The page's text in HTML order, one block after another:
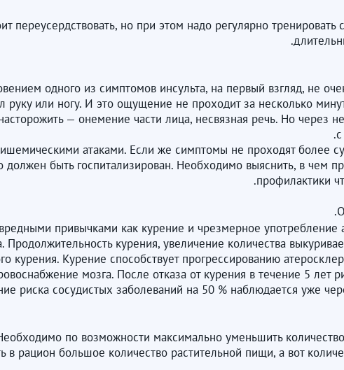
переусердствовать, но при этом надо регулярно
одного из симптомов инсульта, на первый взгляд, не
руку или ногу. И это ощущение не проходит за несколько
— онемение части лица, несвязная речь. Но через
атаками. Если же симптомы не проходят более
быть госпитализирован. Необходимо выяснить, в чем
профилактики
привычками как курение и чрезмерное
курения, увеличение количества
курения. Курение способствует прогрессированию
мозга. После отказа от курения в течение 5 лет
риска сосудистых заболеваний на 50 % наблюдается уже
по возможности максимально уменьшить
в рацион большое количество растительной пищи, а вот